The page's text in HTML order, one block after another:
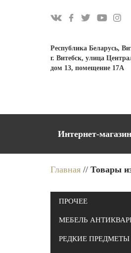
Республика Беларусь,
г. Витебск, улица
дом 13, помещение 17А
Интернет-магазин
Главная // Товары
ПРОЧЕЕ
МЕБЕЛЬ
РЕДКИЕ ПРЕДМЕТЫ